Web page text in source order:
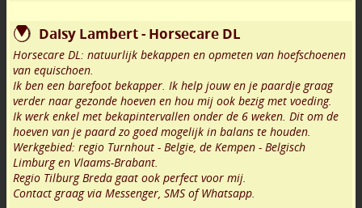
Daisy Lambert - Horsecare DL
Horsecare DL: natuurlijk bekappen en opmeten van hoefschoenen
van equischoen.
Ik ben een barefoot bekapper. Ik help jouw en je paardje graag
verder naar gezonde hoeven en hou mij ook bezig met voeding.
Ik werk enkel met bekapintervallen onder de 6 weken. Dit om de
hoeven van je paard zo goed mogelijk in balans te houden.
Werkgebied: regio Turnhout - Belgie, de Kempen - Belgisch
Limburg en Vlaams-Brabant.
Regio Tilburg Breda gaat ook perfect voor mij.
Contact graag via Messenger, SMS of Whatsapp.